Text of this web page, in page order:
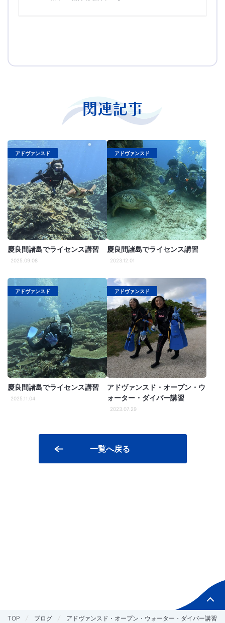
関連記事
アドヴァンスド
慶良間諸島でライセンス講習
2025.09.08
アドヴァンスド
慶良間諸島でライセンス講習
2023.12.01
アドヴァンスド
慶良間諸島でライセンス講習
2025.11.04
アドヴァンスド
アドヴァンスド・オープン・ウ
ォーター・ダイバー講習
2023.07.29
一覧へ戻る
TOP ブログ アドヴァンスド・オープン・ウォーター・ダイバー講習